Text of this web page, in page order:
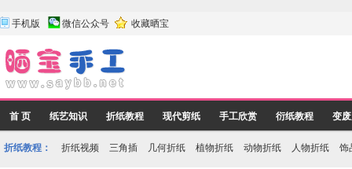
手机版 微信公众号 收藏晒宝
首 页 纸艺知识 折纸教程 现代剪纸 手工欣赏 衍纸教程 变
折纸教程： 折纸视频 三角插 几何折纸 植物折纸 动物折纸 人物折纸 饰